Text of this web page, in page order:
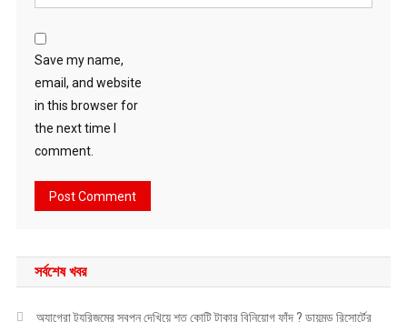
Save my name,
email, and website
in this browser for
the next time I
comment.
সর্বশেষ খবর
অ্যাগ্রো ট্যুরিজমের স্বপ্ন দেখিয়ে শত কোটি টাকার বিনিয়োগ ফাঁদ ? ডায়মন্ড রিসোর্টের